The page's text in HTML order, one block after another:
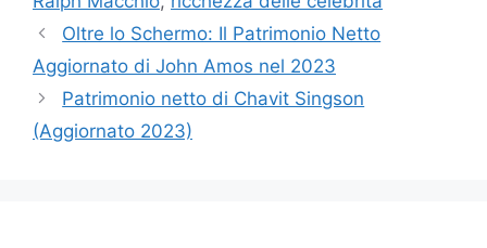
Oltre lo Schermo: Il Patrimonio Netto
Aggiornato di John Amos nel 2023
Patrimonio netto di Chavit Singson
(Aggiornato 2023)